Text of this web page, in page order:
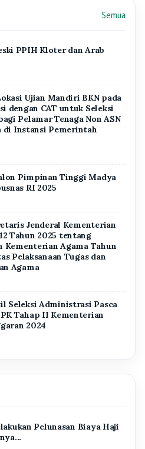
Semua
PPIH Kloter dan Arab
Ujian Mandiri BKN pada
dengan CAT untuk Seleksi
Pelamar Tenaga Non ASN
di Instansi Pemerintah
Pimpinan Tinggi Madya
RI 2025
Jenderal Kementerian
Tahun 2025 tentang
Kementerian Agama Tahun
Pelaksanaan Tugas dan
Agama
Seleksi Administrasi Pasca
Tahap II Kementerian
2024
Pelunasan Biaya Haji